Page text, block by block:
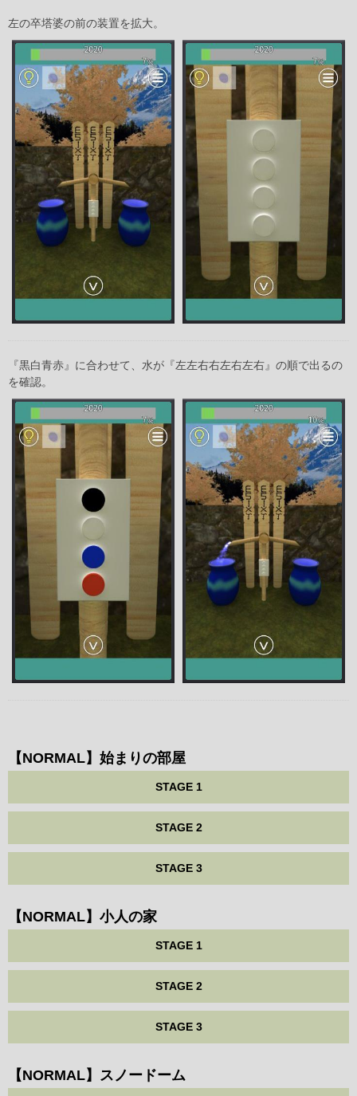
左の卒塔婆の前の装置を拡大。
『黒白青赤』に合わせて、水が『左左右右左右左右』の順で出るの
を確認。
【NORMAL】始まりの部屋
STAGE 1
STAGE 2
STAGE 3
【NORMAL】小人の家
STAGE 1
STAGE 2
STAGE 3
【NORMAL】スノードーム